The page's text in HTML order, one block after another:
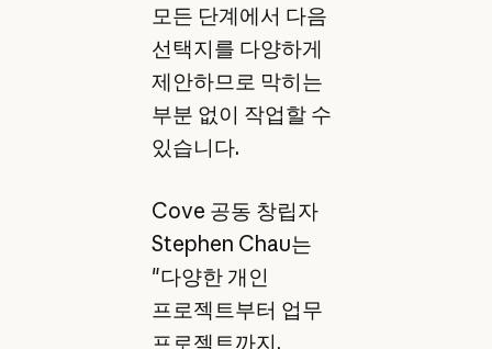
모든 단계에서 다음
선택지를 다양하게
제안하므로 막히는
부분 없이 작업할 수
있습니다.
Cove 공동 창립자
Stephen Chau는
"다양한 개인
프로젝트부터 업무
프로젝트까지,